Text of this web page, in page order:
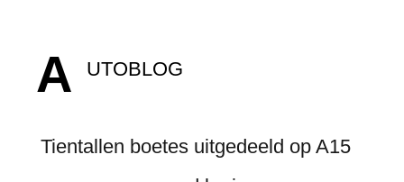
A UTOBLOG
Tientallen boetes uitgedeeld op A15